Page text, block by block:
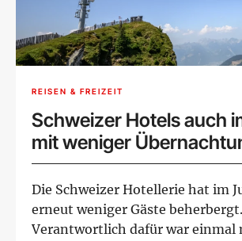
REISEN & FREIZEIT
Schweizer Hotels auch
mit weniger
Die Schweizer Hotellerie hat im
erneut weniger Gäste beherbergt.
Verantwortlich dafür war einmal